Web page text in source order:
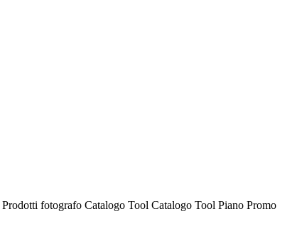
Prodotti fotografo Catalogo Tool Catalogo Tool Piano Promo